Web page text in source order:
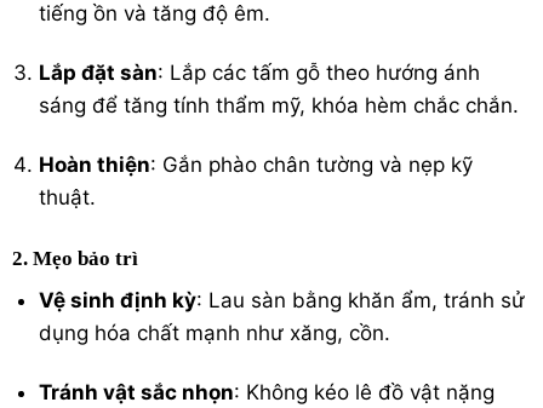
tiếng ồn và tăng độ êm.
Lắp đặt sàn: Lắp các tấm gỗ theo hướng ánh
sáng để tăng tính thẩm mỹ, khóa hèm chắc chắn.
Hoàn thiện: Gắn phào chân tường và nẹp kỹ
thuật.
2. Mẹo bảo trì
Vệ sinh định kỳ: Lau sàn bằng khăn ẩm, tránh sử
dụng hóa chất mạnh như xăng, cồn.
Tránh vật sắc nhọn: Không kéo lê đồ vật nặng